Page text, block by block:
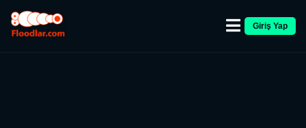
Giriş Yap